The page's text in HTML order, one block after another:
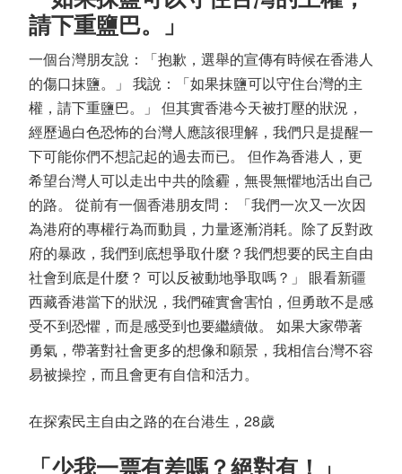
請下重鹽巴。」
一個台灣朋友說：「抱歉，選舉的宣傳有時候在香港人
的傷口抹鹽。」 我說：「如果抹鹽可以守住台灣的主
權，請下重鹽巴。」 但其實香港今天被打壓的狀況，
經歷過白色恐怖的台灣人應該很理解，我們只是提醒一
下可能你們不想記起的過去而已。 但作為香港人，更
希望台灣人可以走出中共的陰霾，無畏無懼地活出自己
的路。 從前有一個香港朋友問： 「我們一次又一次因
為港府的專權行為而動員，力量逐漸消耗。除了反對政
府的暴政，我們到底想爭取什麼？我們想要的民主自由
社會到底是什麼？ 可以反被動地爭取嗎？」 眼看新疆
西藏香港當下的狀況，我們確實會害怕，但勇敢不是感
受不到恐懼，而是感受到也要繼續做。 如果大家帶著
勇氣，帶著對社會更多的想像和願景，我相信台灣不容
易被操控，而且會更有自信和活力。
在探索民主自由之路的在台港生，28歲
「少我一票有差嗎？絕對有！」